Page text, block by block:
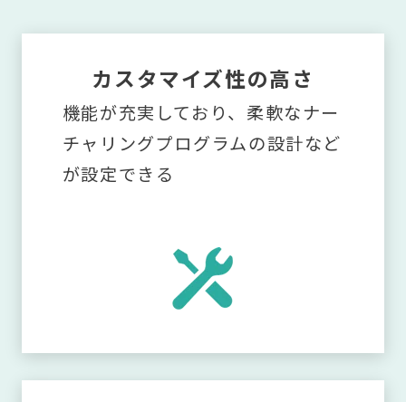
カスタマイズ性の高さ
機能が充実しており、柔軟なナー
チャリングプログラムの設計など
が設定できる